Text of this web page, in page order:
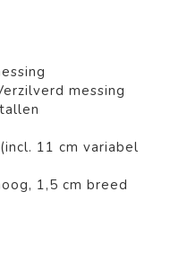
messing
11 cm variabel
1,5 cm breed